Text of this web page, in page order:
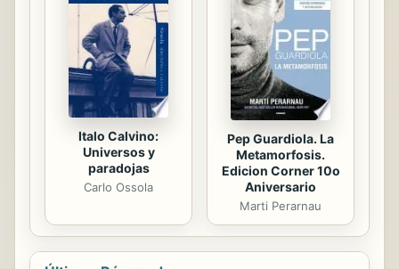
Italo Calvino:
Universos y
paradojas
Carlo Ossola
Pep Guardiola. La
Metamorfosis.
Edicion Corner 10o
Aniversario
Marti Perarnau